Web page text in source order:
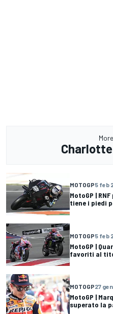
MOTOGP5 feb
MotoGP |
tiene i piedi
MOTOGP5 feb
MotoGP |
favoriti al
MOTOGP27
MotoGP |
superato la